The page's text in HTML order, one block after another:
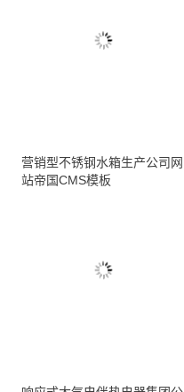
营销型不锈钢水箱生产公司网
站帝国CMS模板